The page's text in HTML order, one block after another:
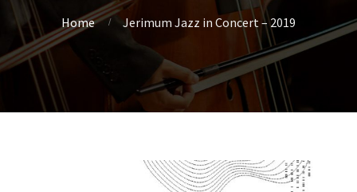
Home Jerimum Jazz in Concert – 2019